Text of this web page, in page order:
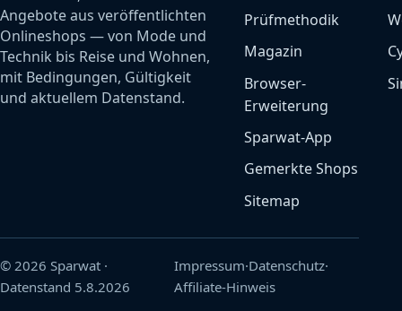
Angebote aus veröffentlichten
Onlineshops — von Mode und
Technik bis Reise und Wohnen,
mit Bedingungen, Gültigkeit
und aktuellem Datenstand.
Prüfmethodik
Magazin
Browser-
Erweiterung
Sparwat-App
Gemerkte Shops
Sitemap
© 2026 Sparwat ·
Datenstand 5.8.2026
Impressum·Datenschutz·
Affiliate-Hinweis